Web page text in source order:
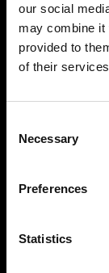
our social
may combine it
provided to
of their
Selection
Necessary
Preferences
Statistics
Lange lijnen